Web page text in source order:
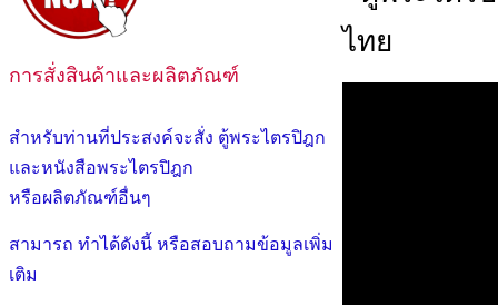
การสั่งสินค้าและผลิตภัณฑ์
สำหรับท่านที่ประสงค์จะสั่ง ตู้พระไตรปิฎก
และหนังสือพระไตรปิฎก
หรือผลิตภัณฑ์อื่นๆ
สามารถ ทำได้ดังนี้ หรือสอบถามข้อมูลเพิ่ม
เติม